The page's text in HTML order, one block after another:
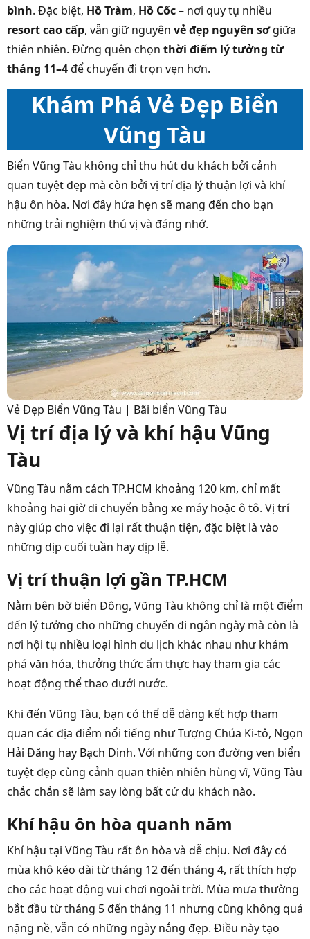
bình. Đặc biệt, Hồ Tràm, Hồ Cốc– nơi quy tụ nhiều
resort cao cấp, vẫn giữ nguyên vẻ đẹp nguyên sơgiữa
thiên nhiên. Đừng quên chọn thời điểm lý tưởng từ
tháng 11–4để chuyến đi trọn vẹn hơn.
Khám Phá Vẻ Đẹp Biển
Vũng Tàu
Biển Vũng Tàu không chỉ thu hút du khách bởi cảnh
quan tuyệt đẹp mà còn bởi vị trí địa lý thuận lợi và khí
hậu ôn hòa. Nơi đây hứa hẹn sẽ mang đến cho bạn
những trải nghiệm thú vị và đáng nhớ.
Vẻ Đẹp Biển Vũng Tàu | Bãi biển Vũng Tàu
Vị trí địa lý và khí hậu Vũng
Tàu
Vũng Tàu nằm cách TP.HCM khoảng 120 km, chỉ mất
khoảng hai giờ di chuyển bằng xe máy hoặc ô tô. Vị trí
này giúp cho việc đi lại rất thuận tiện, đặc biệt là vào
những dịp cuối tuần hay dịp lễ.
Vị trí thuận lợi gần TP.HCM
Nằm bên bờ biển Đông, Vũng Tàu không chỉ là một điểm
đến lý tưởng cho những chuyến đi ngắn ngày mà còn là
nơi hội tụ nhiều loại hình du lịch khác nhau như khám
phá văn hóa, thưởng thức ẩm thực hay tham gia các
hoạt động thể thao dưới nước.
Khi đến Vũng Tàu, bạn có thể dễ dàng kết hợp tham
quan các địa điểm nổi tiếng như Tượng Chúa Ki-tô, Ngọn
Hải Đăng hay Bạch Dinh. Với những con đường ven biển
tuyệt đẹp cùng cảnh quan thiên nhiên hùng vĩ, Vũng Tàu
chắc chắn sẽ làm say lòng bất cứ du khách nào.
Khí hậu ôn hòa quanh năm
Khí hậu tại Vũng Tàu rất ôn hòa và dễ chịu. Nơi đây có
mùa khô kéo dài từ tháng 12 đến tháng 4, rất thích hợp
cho các hoạt động vui chơi ngoài trời. Mùa mưa thường
bắt đầu từ tháng 5 đến tháng 11 nhưng cũng không quá
nặng nề, vẫn có những ngày nắng đẹp. Điều này tạo